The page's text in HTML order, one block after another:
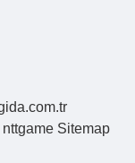
nttgame Sitemap